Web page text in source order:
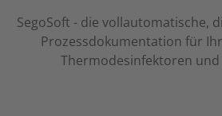
SegoSoft - die vollautomatische,
Prozessdokumentation für
Thermodesinfektoren und